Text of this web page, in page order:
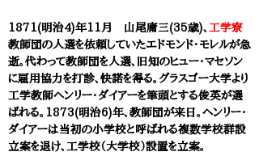
1871(明治4)年11月 山尾庸三(35歳)、 工学寮
教師団の人選を依頼していたエドモンド･モレルが急
逝。代わって教師団を人選、旧知のヒュー・マセソン
に雇用協力を打診、快諾を得る。グラスゴー大学より
工学教師ヘンリー・ダイアーを筆頭とする俊英が選
ばれる。1873(明治6)年、教師団が来日。ヘンリー・
ダイアーは当初の小学校と呼ばれる複数学校群設
立案を退け、工学校（大学校）設置を立案。